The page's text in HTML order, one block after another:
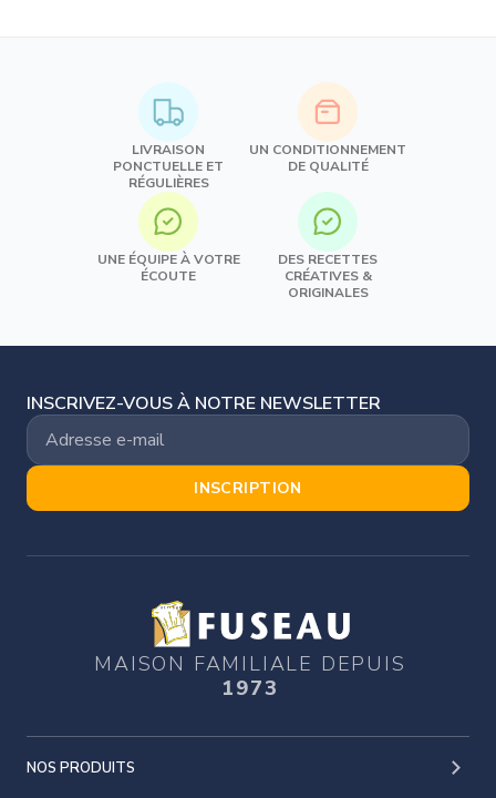
LIVRAISON
PONCTUELLE ET
RÉGULIÈRES
UN CONDITIONNEMENT
DE QUALITÉ
UNE ÉQUIPE À VOTRE
ÉCOUTE
DES RECETTES
CRÉATIVES &
ORIGINALES
INSCRIVEZ-VOUS À NOTRE NEWSLETTER
INSCRIPTION
MAISON FAMILIALE DEPUIS
1973
NOS PRODUITS